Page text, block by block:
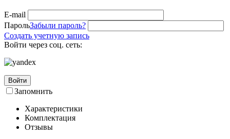
E-mail
ПарольЗабыли пароль?
Создать учетную запись
Войти через соц. сеть:
Войти
Запомнить
Характеристики
Комплектация
Отзывы